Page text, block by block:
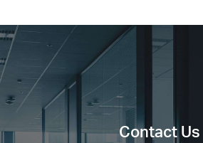
Contact Us